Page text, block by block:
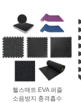
헬스매트 EVA 퍼즐
소음방지 충격흡수